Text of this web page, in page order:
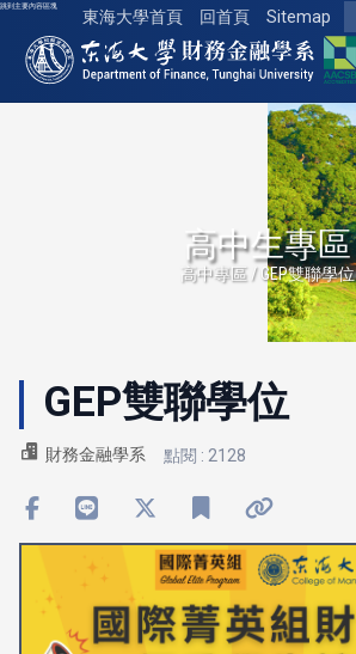
跳到主要內容區塊
東海大學首頁 回首頁 Sitemap
東海大學logo
高中生專區
高中專區 / GEP雙聯學位
GEP雙聯學位
財務金融學系 點閱 : 2128